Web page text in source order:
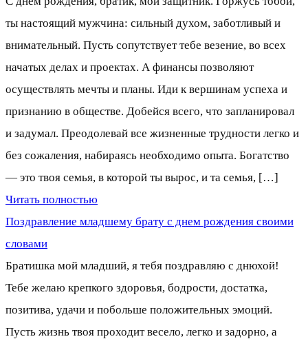
ты настоящий мужчина: сильный духом, заботливый и
внимательный. Пусть сопутствует тебе везение, во всех
начатых делах и проектах. А финансы позволяют
осуществлять мечты и планы. Иди к вершинам успеха и
признанию в обществе. Добейся всего, что запланировал
и задумал. Преодолевай все жизненные трудности легко и
без сожаления, набираясь необходимо опыта. Богатство
— это твоя семья, в которой ты вырос, и та семья, […]
Читать полностью
Поздравление младшему брату с днем рождения своими
словами
Братишка мой младший, я тебя поздравляю с днюхой!
Тебе желаю крепкого здоровья, бодрости, достатка,
позитива, удачи и побольше положительных эмоций.
Пусть жизнь твоя проходит весело, легко и задорно, а